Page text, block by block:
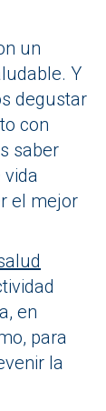
un
Y
degustar
con
saber
el mejor
en
para
la